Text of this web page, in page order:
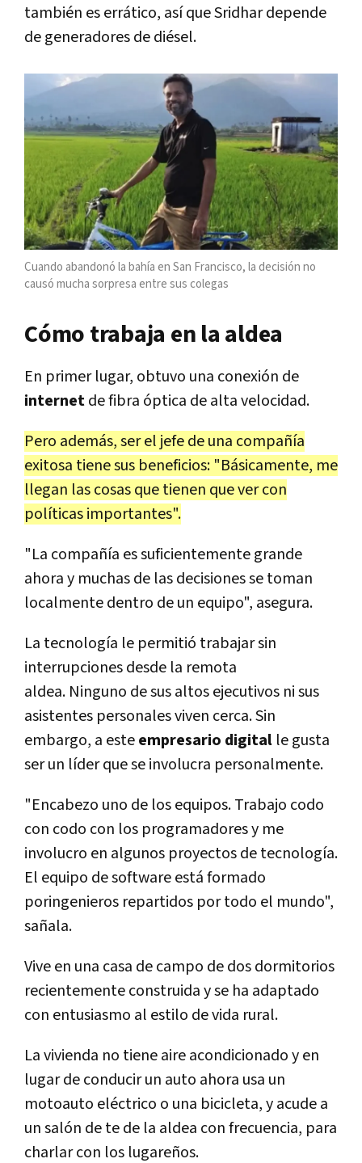
también es errático, así que Sridhar depende
de generadores de diésel.
Cuando abandonó la bahía en San Francisco, la decisión no
causó mucha sorpresa entre sus colegas
Cómo trabaja en la aldea
En primer lugar, obtuvo una conexión de
internetde fibra óptica de alta velocidad.
Pero además, ser el jefe de una compañía
exitosa tiene sus beneficios: "Básicamente, me
llegan las cosas que tienen que ver con
políticas importantes".
"La compañía es suficientemente grande
ahora y muchas de las decisiones se toman
localmente dentro de un equipo", asegura.
La tecnología le permitió trabajar sin
interrupciones desde la remota
aldea. Ninguno de sus altos ejecutivos ni sus
asistentes personales viven cerca. Sin
embargo, a esteempresario digital le gusta
ser un líder que se involucra personalmente.
"Encabezo uno de los equipos. Trabajo codo
con codo con los programadores y me
involucro en algunos proyectos de tecnología.
El equipo de software está formado
poringenieros repartidos por todo el mundo",
sañala.
Vive en una casa de campo de dos dormitorios
recientemente construida y se ha adaptado
con entusiasmo al estilo de vida rural.
La vivienda no tiene aire acondicionado y en
lugar de conducir un auto ahora usa un
motoauto eléctrico o una bicicleta, y acude a
un salón de te de la aldea con frecuencia, para
charlar con los lugareños.